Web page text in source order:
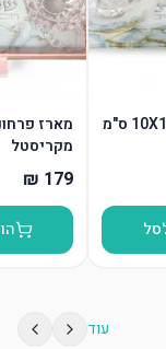
מארז
מקריסטל
עוד